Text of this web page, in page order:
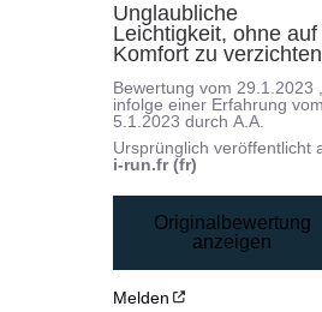
Unglaubliche
Leichtigkeit, ohne auf
Komfort zu
Bewertung vom29.1.2023
infolge einer Erfahrung
5.1.2023 durchA.A.
Ursprünglich veröffentlicht
i-run.fr (fr)
Originalbewertung
anzeigen
Melden